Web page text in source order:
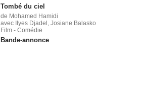
Tombé du ciel
de Mohamed Hamidi
avec Ilyes Djadel, Josiane Balasko
Film - Comédie
Bande-annonce